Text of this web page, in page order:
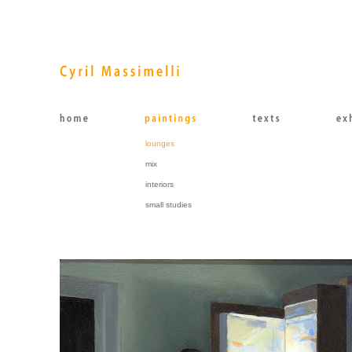
lounges
mix
interiors
small studies